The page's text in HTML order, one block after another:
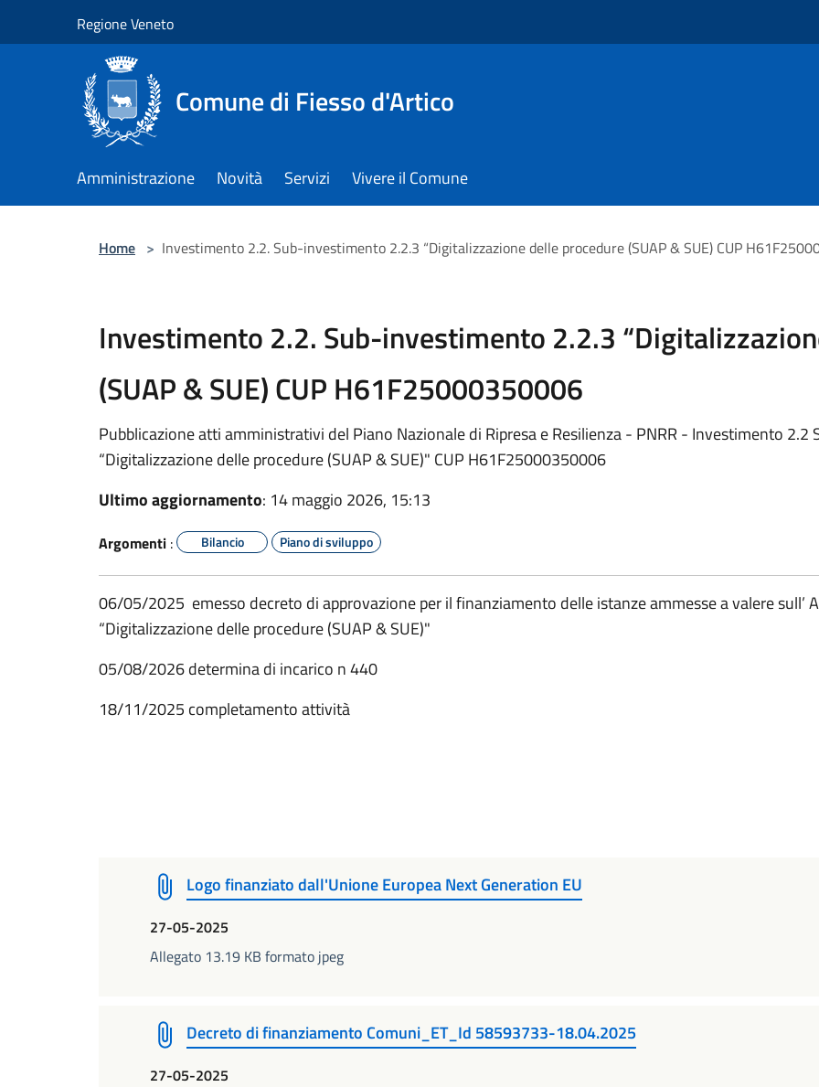
Regione Veneto
Comune di Fiesso d'Artico
Amministrazione Novità Servizi Vivere il Comune
Home > Investimento 2.2. Sub-investimento 2.2.3 “Digitalizzazione delle procedure (SUAP & SUE) CUP
Investimento 2.2. Sub-investimento 2.2.3
(SUAP & SUE) CUP H61F25000350006
Pubblicazione atti amministrativi del Piano Nazionale di Ripresa e Resilienza - PNRR - Investimento
“Digitalizzazione delle procedure (SUAP & SUE)" CUP H61F25000350006
Ultimo aggiornamento: 14 maggio 2026, 15:13
Argomenti : Bilancio Piano di sviluppo
06/05/2025 emesso decreto di approvazione per il finanziamento delle istanze ammesse a valere sull’
“Digitalizzazione delle procedure (SUAP & SUE)"
05/08/2026 determina di incarico n 440
18/11/2025 completamento attività
Logo finanziato dall'Unione Europea Next Generation EU
27-05-2025
Allegato 13.19 KB formato jpeg
Decreto di finanziamento Comuni_ET_Id 58593733-18.04.2025
27-05-2025